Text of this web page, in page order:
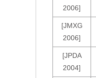
2006]
[JMXG
2006]
[JPDA
2004]